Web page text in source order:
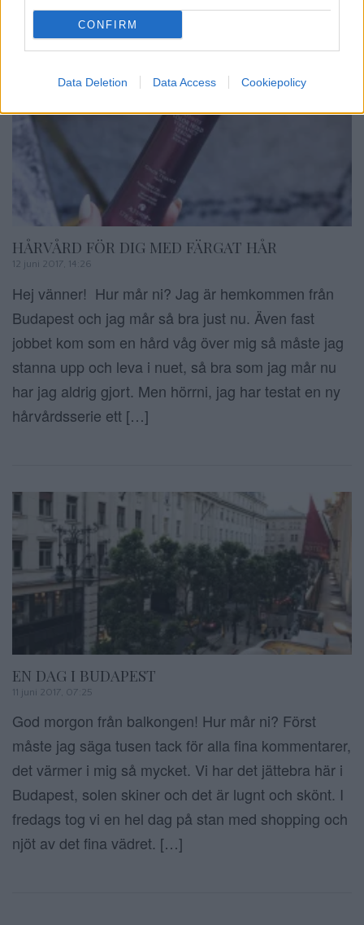
CONFIRM
Data Deletion Data Access Cookiepolicy
HÅRVÅRD FÖR DIG MED FÄRGAT HÅR
12 juni 2017, 14:26
Hej vänner! Hur mår ni? Jag är hemkommen från
Budapest och jag mår så bra just nu. Även fast
jobbet kom som en hård våg över mig så måste jag
stanna upp och leva i nuet, så bra som jag mår nu
har jag aldrig gjort. Men hörrni, jag har testat en ny
hårvårdsserie ett […]
EN DAG I BUDAPEST
11 juni 2017, 07:25
God morgon från balkongen! Hur mår ni? Först
måste jag säga tusen tack för alla fina kommentarer,
det värmer i mig så mycket. Vi har det jättebra här i
Budapest, solen skiner och det är lugnt och skönt. I
fredags tog vi en hel dag på stan med shopping och
njöt av det fina vädret. […]